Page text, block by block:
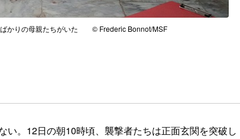
ばかりの母親たちがいた © Frederic Bonnot/MSF
。12日の朝10時頃、襲撃者たちは正面玄関を突破し